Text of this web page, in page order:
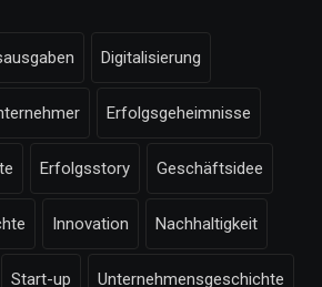
Digitalisierung
Erfolgsgeheimnisse
Erfolgsstory Geschäftsidee
Innovation Nachhaltigkeit
Start-up Unternehmensgeschichte